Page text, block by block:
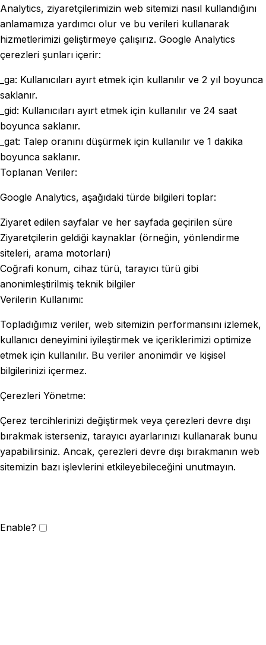
Analytics, ziyaretçilerimizin web sitemizi nasıl kullandığını
anlamamıza yardımcı olur ve bu verileri kullanarak
hizmetlerimizi geliştirmeye çalışırız. Google Analytics
çerezleri şunları içerir:
_ga: Kullanıcıları ayırt etmek için kullanılır ve 2 yıl boyunca
saklanır.
_gid: Kullanıcıları ayırt etmek için kullanılır ve 24 saat
boyunca saklanır.
_gat: Talep oranını düşürmek için kullanılır ve 1 dakika
boyunca saklanır.
Toplanan Veriler:
Google Analytics, aşağıdaki türde bilgileri toplar:
Ziyaret edilen sayfalar ve her sayfada geçirilen süre
Ziyaretçilerin geldiği kaynaklar (örneğin, yönlendirme
siteleri, arama motorları)
Coğrafi konum, cihaz türü, tarayıcı türü gibi
anonimleştirilmiş teknik bilgiler
Verilerin Kullanımı:
Topladığımız veriler, web sitemizin performansını izlemek,
kullanıcı deneyimini iyileştirmek ve içeriklerimizi optimize
etmek için kullanılır. Bu veriler anonimdir ve kişisel
bilgilerinizi içermez.
Çerezleri Yönetme:
Çerez tercihlerinizi değiştirmek veya çerezleri devre dışı
bırakmak isterseniz, tarayıcı ayarlarınızı kullanarak bunu
yapabilirsiniz. Ancak, çerezleri devre dışı bırakmanın web
sitemizin bazı işlevlerini etkileyebileceğini unutmayın.
Enable?